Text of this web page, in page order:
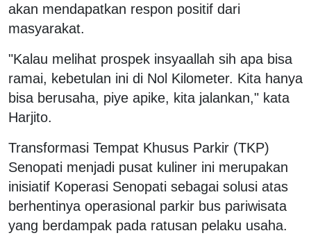
akan mendapatkan respon positif dari
masyarakat.
"Kalau melihat prospek insyaallah sih apa bisa
ramai, kebetulan ini di Nol Kilometer. Kita hanya
bisa berusaha, piye apike, kita jalankan," kata
Harjito.
Transformasi Tempat Khusus Parkir (TKP)
Senopati menjadi pusat kuliner ini merupakan
inisiatif Koperasi Senopati sebagai solusi atas
berhentinya operasional parkir bus pariwisata
yang berdampak pada ratusan pelaku usaha.